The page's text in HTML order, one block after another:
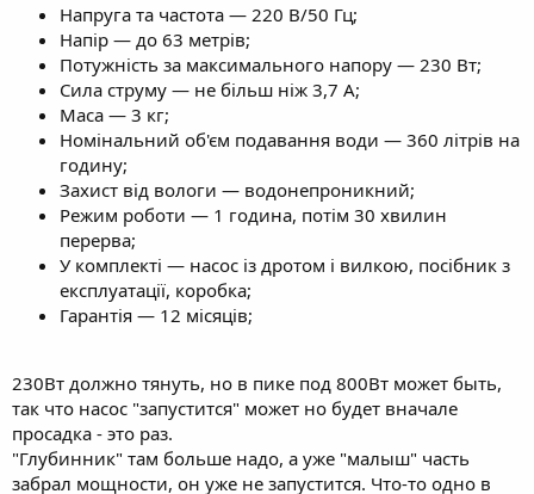
Напруга та частота — 220 В/50 Гц;
Напір — до 63 метрів;
Потужність за максимального напору — 230 Вт;
Сила струму — не більш ніж 3,7 А;
Маса — 3 кг;
Номінальний об'єм подавання води — 360 літрів на
годину;
Захист від вологи — водонепроникний;
Режим роботи — 1 година, потім 30 хвилин
перерва;
У комплекті — насос із дротом і вилкою, посібник з
експлуатації, коробка;
Гарантія — 12 місяців;
230Вт должно тянуть, но в пике под 800Вт может быть,
так что насос "запустится" может но будет вначале
просадка - это раз.
"Глубинник" там больше надо, а уже "малыш" часть
забрал мощности, он уже не запустится. Что-то одно в